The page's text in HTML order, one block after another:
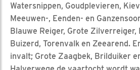
Watersnippen, Goudplevieren,
Meeuwen-, Eenden- en
Blauwe Reiger, Grote Zilverreiger,
Buizerd, Torenvalk en Zeearend.
invalt; Grote Zaagbek, Brilduiker